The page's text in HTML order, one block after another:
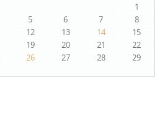
1
5 6 7
8
12 13 14
15
19 20 21
22
26 27 28
29